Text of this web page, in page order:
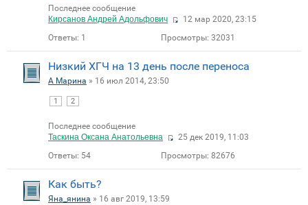
Последнее сообщение
Кирсанов Андрей Адольфович
12 мар 2020, 23:15
Ответы: 1 Просмотры: 32031
Низкий ХГЧ на 13 день после переноса
A Марина » 16 июл 2014, 23:50
1 2
Последнее сообщение
Таскина Оксана Анатольевна
25 дек 2019, 11:03
Ответы: 54 Просмотры: 82676
Как быть?
Яна_янина » 16 авг 2019, 13:59